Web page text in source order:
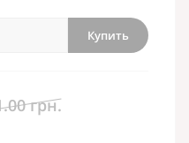
Купить
грн.